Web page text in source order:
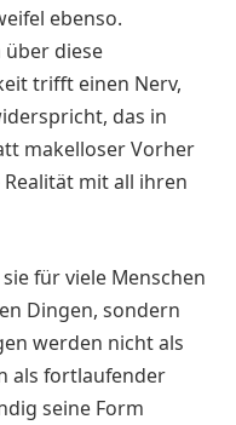
ebenso.
diese
trifft einen Nerv,
das in
makelloser Vorher
mit all ihren
für viele Menschen
Dingen, sondern
werden nicht als
als fortlaufender
seine Form